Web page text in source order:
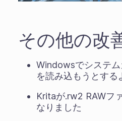
その他の改
Windowsでシステ
を読み込もうとする
Kritaが.rw2 RAWフ
なりました